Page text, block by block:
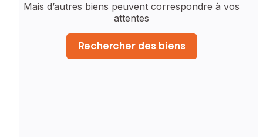
Mais d’autres biens peuvent correspondre à vos
attentes
Rechercher des biens